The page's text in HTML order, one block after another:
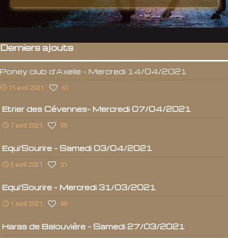
Derniers ajouts
Poney club d’Axelle – Mercredi 14/04/2021
15 avril 2021 61
Etrier des Cévennes- Mercredi 07/04/2021
7 avril 2021 59
Equi’Sourire – Samedi 03/04/2021
3 avril 2021 51
Equi’Sourire – Mercredi 31/03/2021
1 avril 2021 49
Haras de Balouvière – Samedi 27/03/2021